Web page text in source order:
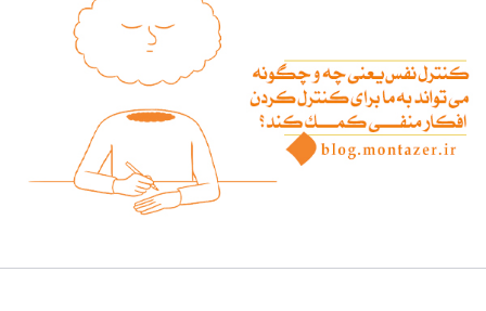
چرا آفریده شده‌ایم؟
راز شادی و آرامش پایدار
بلوغ کودک عزیز روان 0/8